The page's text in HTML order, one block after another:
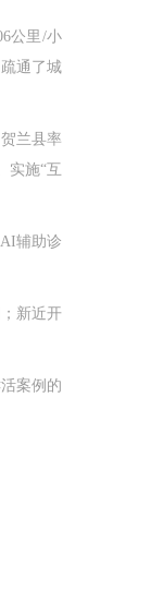
公里/小
通了城
兰县率
实施“互
辅助诊
新近开
案例的